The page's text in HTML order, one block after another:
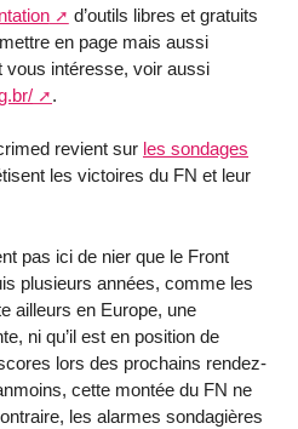
d’outils libres et gratuits
en page mais aussi
vous intéresse, voir aussi
.
revient sur les sondages
les victoires du FN et leur
pas ici de nier que le Front
plusieurs années, comme les
ailleurs en Europe, une
ni qu’il est en position de
lors des prochains rendez-
cette montée du FN ne
les alarmes sondagières